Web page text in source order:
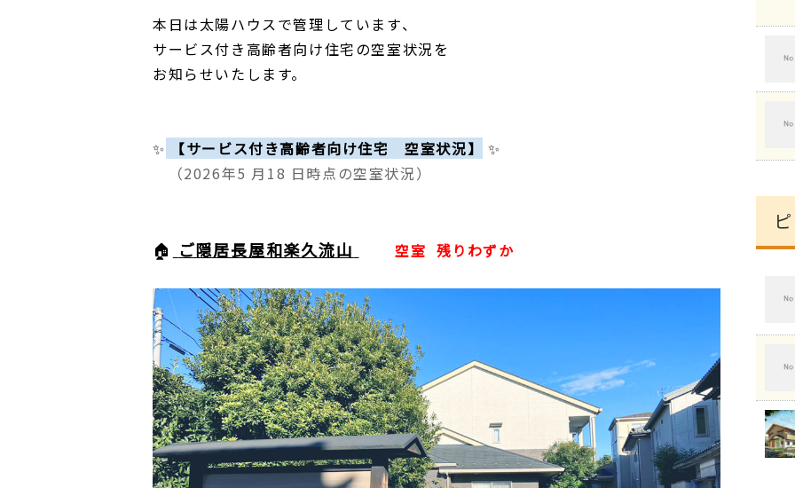
本日は太陽ハウスで管理しています、
サービス付き高齢者向け住宅の空室状況を
お知らせいたします。
✨ 【サービス付き高齢者向け住宅 空室状況】
✨
（2026年5 月18 日時点の空室状況）
🏠 ご隠居長屋和楽久流山 空室 残りわずか